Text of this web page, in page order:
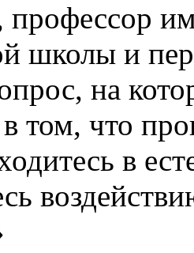
школы и
на
в том, что
в